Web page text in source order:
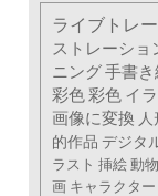
ライブトレ
ストレーショ
ニング手書き
彩色彩色 イ
画像に変換
的作品 デジタ
ラスト 挿絵 動物
画 キャラクター